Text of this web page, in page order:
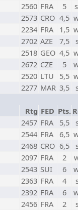
2560 FRA 5
2573 CRO 4,5
2234 FRA 1,5
2702 AZE 7,5
2518 GEO 4,5
2672 CZE 5
2520 LTU 5,5
2277 MAR 3,5
Rtg FED Pts.
2457 FRA 5,5
2544 FRA 6,5
2468 CRO 6,5
2097 FRA 2
2543 SUI 6
2363 FRA 4
2392 FRA 6
2456 FRA 2